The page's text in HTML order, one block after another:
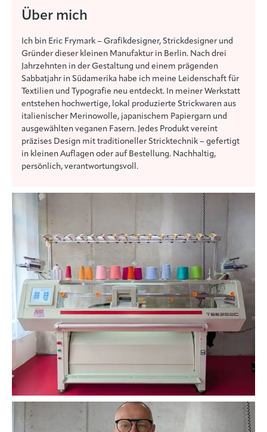
Über mich
Ich bin Eric Frymark – Grafikdesigner, Strickdesigner und
Gründer dieser kleinen Manufaktur in Berlin. Nach drei
Jahrzehnten in der Gestaltung und einem prägenden
Sabbatjahr in Südamerika habe ich meine Leidenschaft für
Textilien und Typografie neu entdeckt. In meiner Werkstatt
entstehen hochwertige, lokal produzierte Strickwaren aus
italienischer Merinowolle, japanischem Papiergarn und
ausgewählten veganen Fasern. Jedes Produkt vereint
präzises Design mit traditioneller Stricktechnik – gefertigt
in kleinen Auflagen oder auf Bestellung. Nachhaltig,
persönlich, verantwortungsvoll.